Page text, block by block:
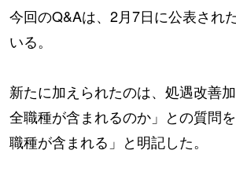
今回のQ&Aは、2月7日に公表され
いる。
新たに加えられたのは、処遇改善
全職種が含まれるのか」との質問
職種が含まれる」と明記した。